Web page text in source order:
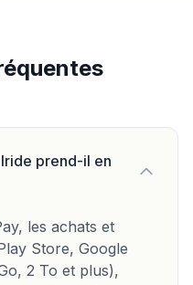
prend-il en
les achats et
Store, Google
2 To et plus),